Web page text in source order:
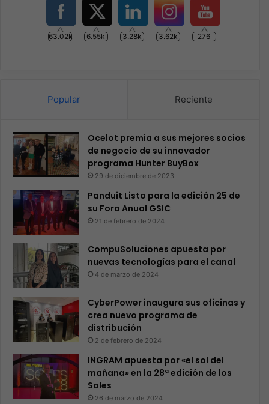
63.02k 6.55k 3.28k 3.62k 276
Popular Reciente
Ocelot premia a sus mejores socios
de negocio de su innovador
programa Hunter BuyBox
29 de diciembre de 2023
Panduit Listo para la edición 25 de
su Foro Anual GSIC
21 de febrero de 2024
CompuSoluciones apuesta por
nuevas tecnologías para el canal
4 de marzo de 2024
CyberPower inaugura sus oficinas y
crea nuevo programa de
distribución
2 de febrero de 2024
INGRAM apuesta por «el sol del
mañana» en la 28ª edición de los
Soles
26 de marzo de 2024